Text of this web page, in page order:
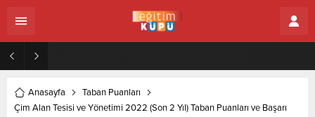
Anasayfa
Taban Puanları
Çim Alan Tesisi ve Yönetimi 2022 (Son 2 Yıl) Taban Puanları ve Başarı